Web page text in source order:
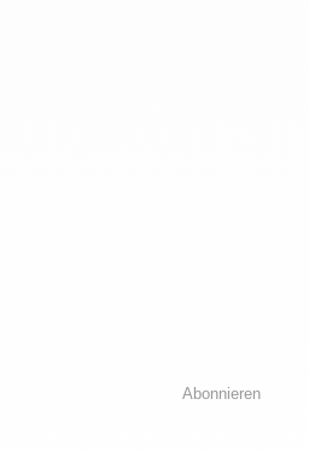
Abonnieren